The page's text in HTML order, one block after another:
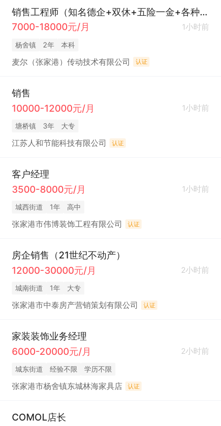
销售工程师（知名德企+双休+五险一金+各种节假日福利+有英语要求）
7000-18000元/月
1小时前
杨舍镇 2年 本科
麦尔（张家港）传动技术有限公司 认证
销售
10000-12000元/月
1小时前
塘桥镇 3年 大专
江苏人和节能科技有限公司 认证
客户经理
3500-8000元/月
1小时前
城西街道 1年 高中
张家港市伟博装饰工程有限公司 认证
房企销售（21世纪不动产）
12000-30000元/月
2小时前
城南街道 1年 大专
张家港市中泰房产营销策划有限公司 认证
家装装饰业务经理
6000-20000元/月
2小时前
城东街道 经验不限 学历不限
张家港市杨舍镇东城林海家具店 认证
COMOL店长